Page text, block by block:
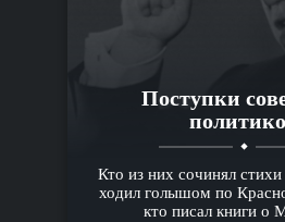
Поступки
Кто из них сочинял
ходил голышом по
кто писал книги о